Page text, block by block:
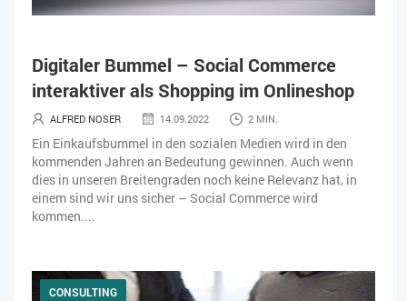
Digitaler Bummel – Social Commerce
interaktiver als Shopping im Onlineshop
ALFRED NOSER 14.09.2022 2 MIN.
Ein Einkaufsbummel in den sozialen Medien wird in den
kommenden Jahren an Bedeutung gewinnen. Auch wenn
dies in unseren Breitengraden noch keine Relevanz hat, in
einem sind wir uns sicher – Social Commerce wird
kommen....
CONSULTING